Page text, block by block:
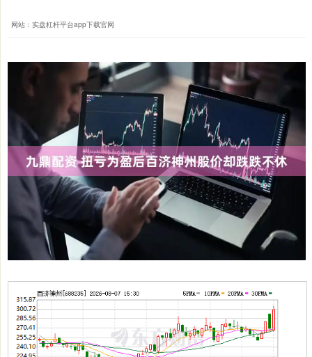
网站：实盘杠杆平台app下载官网